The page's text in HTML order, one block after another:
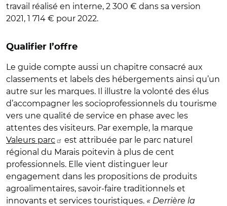
travail réalisé en interne, 2 300 € dans sa version
2021, 1 714 € pour 2022.
Qualifier l’offre
Le guide compte aussi un chapitre consacré aux
classements et labels des hébergements ainsi qu’un
autre sur les marques. Il illustre la volonté des élus
d’accompagner les socioprofessionnels du tourisme
vers une qualité de service en phase avec les
attentes des visiteurs. Par exemple, la marque
Valeurs parc
est attribuée par le parc naturel
régional du Marais poitevin à plus de cent
professionnels. Elle vient distinguer leur
engagement dans les propositions de produits
agroalimentaires, savoir-faire traditionnels et
innovants et services touristiques. « Derrière la